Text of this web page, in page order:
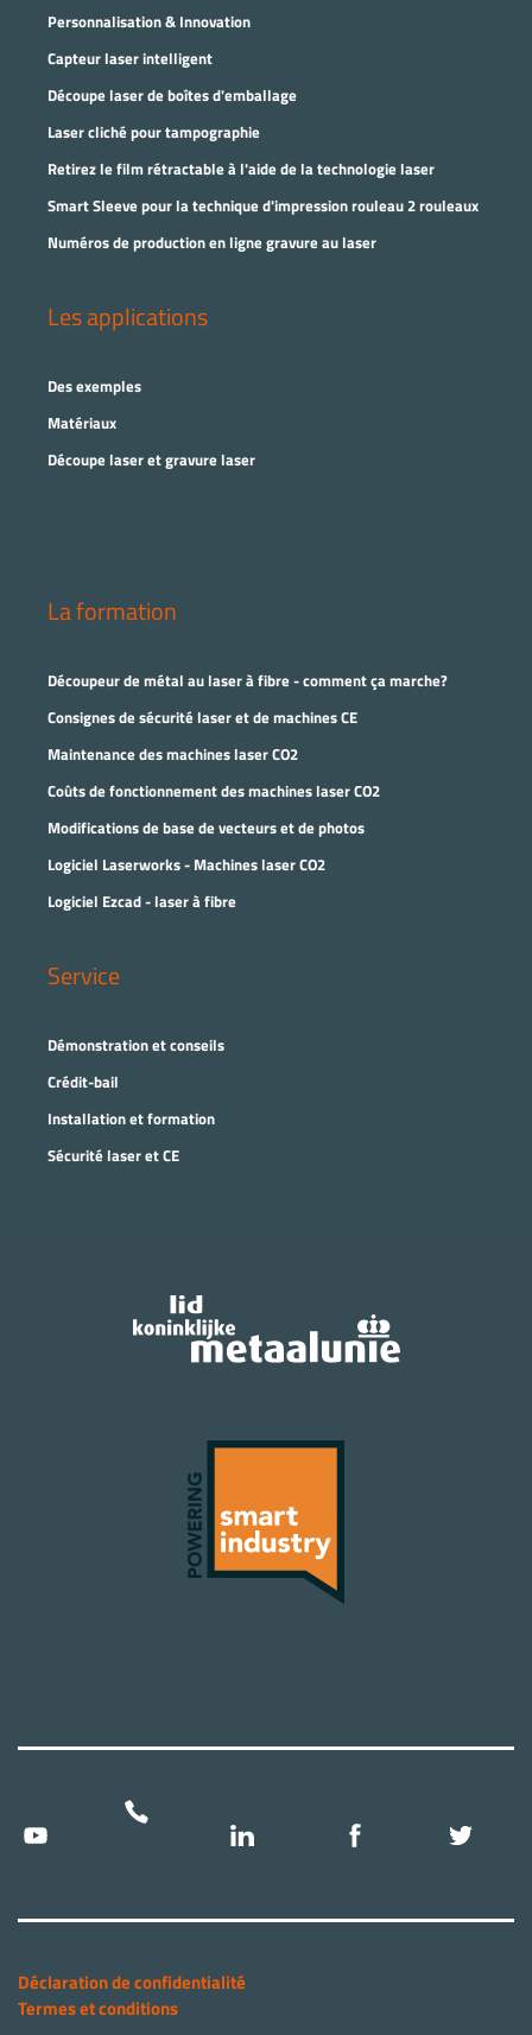
Personnalisation & Innovation
Capteur laser intelligent
Découpe laser de boîtes d'emballage
Laser cliché pour tampographie
Retirez le film rétractable à l'aide de la technologie laser
Smart Sleeve pour la technique d'impression rouleau 2 rouleaux
Numéros de production en ligne gravure au laser
Les applications
Des exemples
Matériaux
Découpe laser et gravure laser
La formation
Découpeur de métal au laser à fibre - comment ça marche?
Consignes de sécurité laser et de machines CE
Maintenance des machines laser CO2
Coûts de fonctionnement des machines laser CO2
Modifications de base de vecteurs et de photos
Logiciel Laserworks - Machines laser CO2
Logiciel Ezcad - laser à fibre
Service
Démonstration et conseils
Crédit-bail
Installation et formation
Sécurité laser et CE
Déclaration de confidentialité
Termes et conditions